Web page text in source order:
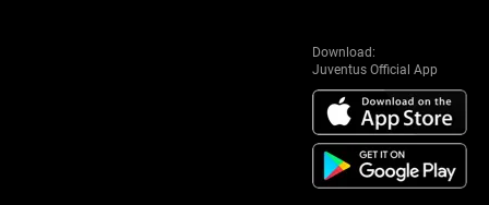
Download:
Juventus Official App